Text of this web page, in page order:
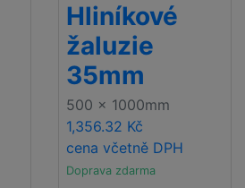
Hliníkové
žaluzie
35mm
500 x 1000mm
1,356.32 Kč
cena včetně DPH
Doprava zdarma